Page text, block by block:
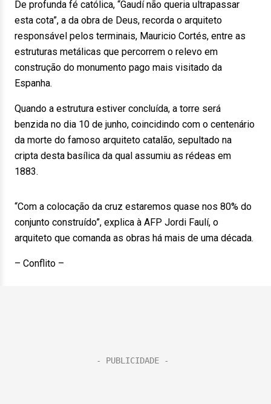
De profunda fé católica, “Gaudí não queria ultrapassar
esta cota”, a da obra de Deus, recorda o arquiteto
responsável pelos terminais, Mauricio Cortés, entre as
estruturas metálicas que percorrem o relevo em
construção do monumento pago mais visitado da
Espanha.
Quando a estrutura estiver concluída, a torre será
benzida no dia 10 de junho, coincidindo com o centenário
da morte do famoso arquiteto catalão, sepultado na
cripta desta basílica da qual assumiu as rédeas em
1883.
“Com a colocação da cruz estaremos quase nos 80% do
conjunto construído”, explica à AFP Jordi Faulí, o
arquiteto que comanda as obras há mais de uma década.
– Conflito –